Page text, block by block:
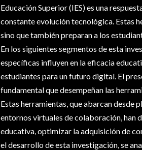
Educación Superior (IES) es una
constante evolución tecnológica. Estas
sino que también preparan a los
En los siguientes segmentos de esta
específicas influyen en la eficacia
estudiantes para un futuro digital. El
fundamental que desempeñan las
Estas herramientas, que abarcan desde
entornos virtuales de colaboración, han
educativa, optimizar la adquisición de
el desarrollo de esta investigación, se